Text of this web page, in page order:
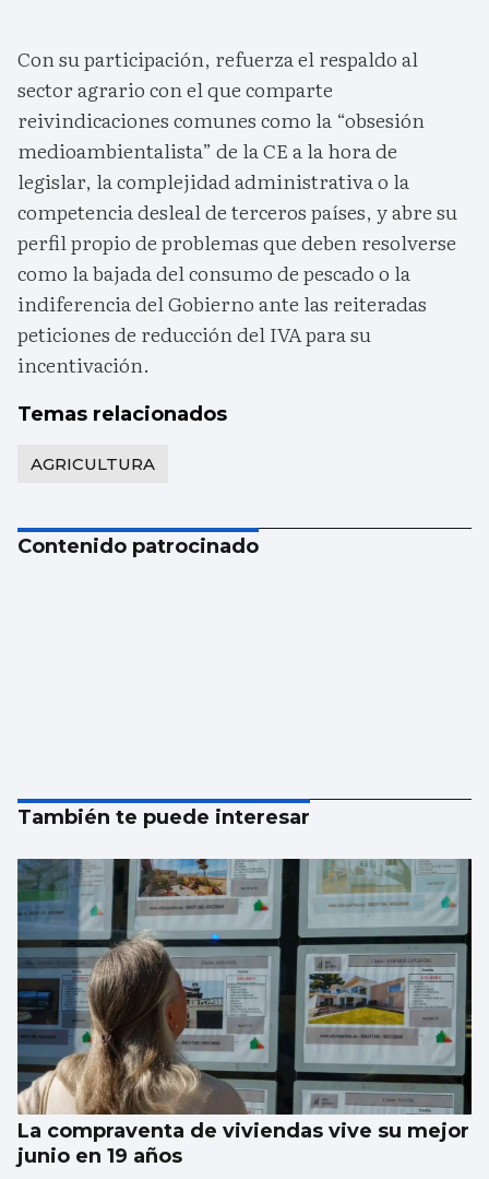
Con su participación, refuerza el respaldo al
sector agrario con el que comparte
reivindicaciones comunes como la “obsesión
medioambientalista” de la CE a la hora de
legislar, la complejidad administrativa o la
competencia desleal de terceros países, y abre su
perfil propio de problemas que deben resolverse
como la bajada del consumo de pescado o la
indiferencia del Gobierno ante las reiteradas
peticiones de reducción del IVA para su
incentivación.
Temas relacionados
AGRICULTURA
Contenido patrocinado
También te puede interesar
La compraventa de viviendas vive su mejor
junio en 19 años